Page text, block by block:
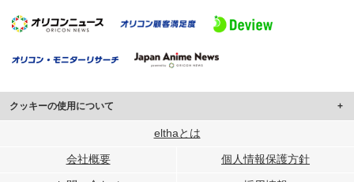
クッキーの使用について
このサイトでは Cookie を使用して、ユーザーに合わせたコンテンツや広告の
行っています。
elthaとは
会社概要 個人情報保護方針